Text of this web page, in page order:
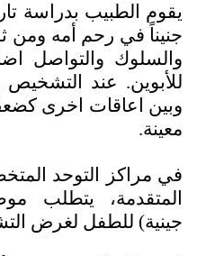
يقوم الطبيب بدراسة
جنيناً في رحم أمه ومن
والسلوك والتواصل
للأبوين. عند
وبين اعاقات اخرى
معينة.
في مراكز التوحد
المتقدمة، يتطلب
جينية) للطفل لغرض